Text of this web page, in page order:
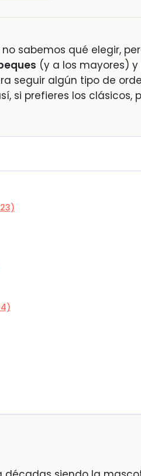
sabemos qué elegir,
(y a los mayores)
seguir algún tipo de
si prefieres los clásicos,